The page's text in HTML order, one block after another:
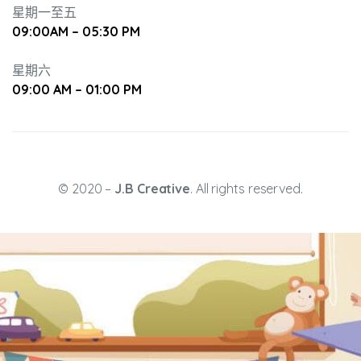
星期一至五
09:00AM – 05:30 PM
星期六
09:00 AM – 01:00 PM
© 2020 – J.B Creative. All rights reserved.